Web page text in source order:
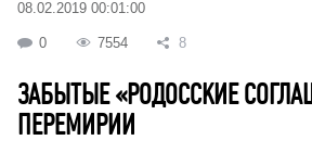
08.02.2019 00:01:00
0 7554 8
ЗАБЫТЫЕ «РОДОССКИЕ
ПЕРЕМИРИИ